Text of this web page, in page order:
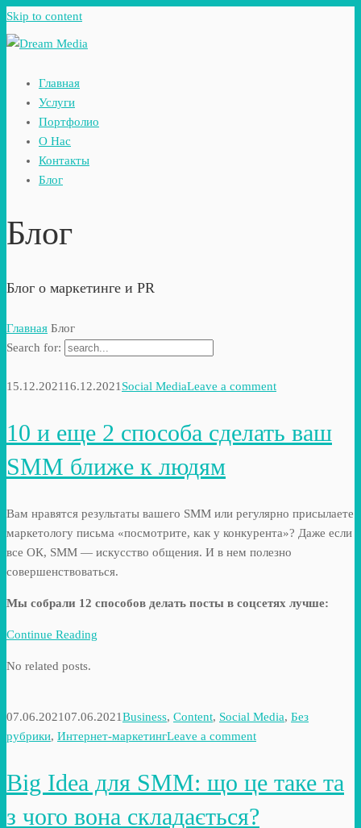
Skip to content
Главная
Услуги
Портфолио
О Нас
Контакты
Блог
Блог
Блог о маркетинге и PR
Главная Блог
Search for:
15.12.202116.12.2021 Social MediaLeave a comment
10 и еще 2 способа сделать ваш
SMM ближе к людям
Вам нравятся результаты вашего SMM или регулярно присылаете
маркетологу письма «посмотрите, как у конкурента»? Даже если
все ОК, SMM — искусство общения. И в нем полезно
совершенствоваться.
Мы собрали 12 способов делать посты в соцсетях лучше:
Continue Reading
No related posts.
07.06.202107.06.2021Business, Content, Social Media, Без
рубрики, Интернет-маркетингLeave a comment
Big Idea для SMM: що це таке та
з чого вона складається?